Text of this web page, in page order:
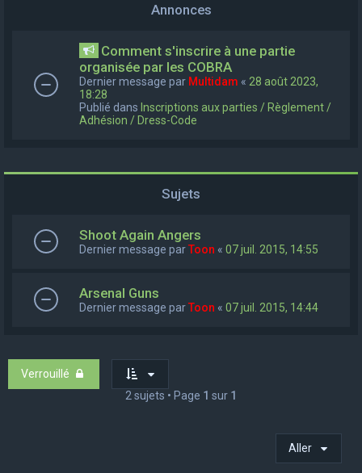
Annonces
Comment s'inscrire à une partie
organisée par les COBRA
Dernier message par Multidam « 28 août 2023,
18:28
Publié dans Inscriptions aux parties / Règlement /
Adhésion / Dress-Code
Sujets
Shoot Again Angers
Dernier message parToon « 07 juil. 2015, 14:55
Arsenal Guns
Dernier message parToon « 07 juil. 2015, 14:44
Verrouillé
2 sujets • Page 1 sur 1
Aller